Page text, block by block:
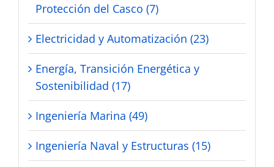
Protección del Casco (7)
Electricidad y Automatización (23)
Energía, Transición Energética y
Sostenibilidad (17)
Ingeniería Marina (49)
Ingeniería Naval y Estructuras (15)